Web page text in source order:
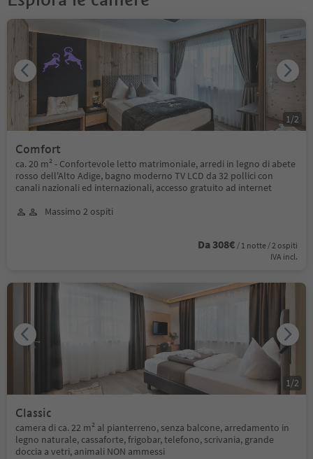
Comfort
ca. 20 m² - Confortevole letto matrimoniale, arredi in legno di abete
rosso dell'Alto Adige, bagno moderno TV LCD da 32 pollici con
canali nazionali ed internazionali, accesso gratuito ad internet
Massimo 2 ospiti
Da 308€ / 1 notte / 2 ospiti
IVA incl.
1/2
Classic
camera di ca. 22 m² al pianterreno, senza balcone, arredamento in
legno naturale, cassaforte, frigobar, telefono, scrivania, grande
doccia a vetri, animali NON ammessi
1/2